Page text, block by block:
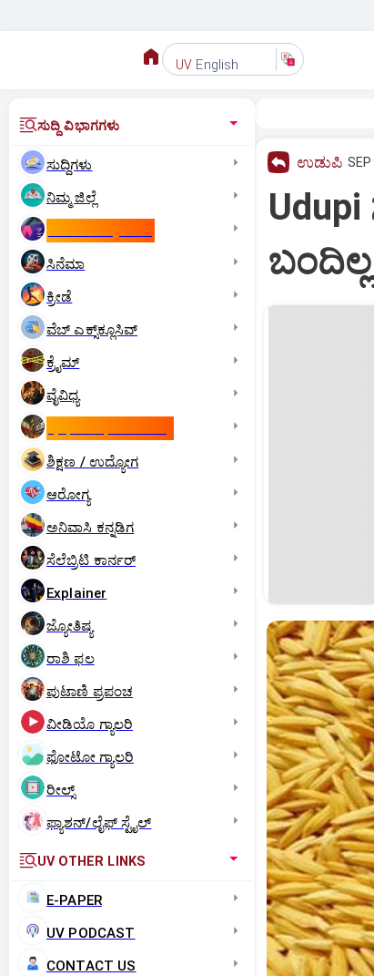
UV English
ಸುದ್ದಿ ವಿಭಾಗಗಳು
ಸುದ್ದಿಗಳು
ನಿಮ್ಮ ಜಿಲ್ಲೆ
ಸಿನೆಮಾ
ಕ್ರೀಡೆ
ವೆಬ್ ಎಕ್ಸ್‌ಕ್ಲೂಸಿವ್
ಕ್ರೈಮ್
ವೈವಿಧ್ಯ
ಶಿಕ್ಷಣ / ಉದ್ಯೋಗ
ಆರೋಗ್ಯ
ಅನಿವಾಸಿ ಕನ್ನಡಿಗ
ಸೆಲೆಬ್ರಿಟಿ ಕಾರ್ನರ್‌
Explainer
ಜ್ಯೋತಿಷ್ಯ
ರಾಶಿ ಫಲ
ಪುಟಾಣಿ ಪ್ರಪಂಚ
ವೀಡಿಯೊ ಗ್ಯಾಲರಿ
ಫೋಟೋ ಗ್ಯಾಲರಿ
ರೀಲ್ಸ್
ಫ್ಯಾಶನ್/ಲೈಫ್‌ ಸ್ಟೈಲ್
UV OTHER LINKS
E-PAPER
UV PODCAST
CONTACT US
ಉಡುಪಿ
Udupi